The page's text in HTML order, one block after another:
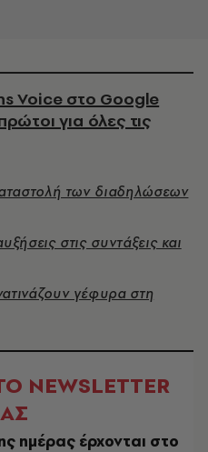
Voice στο Google
για όλες τις
των διαδηλώσεων
στις συντάξεις και
γέφυρα στη
NEWSLETTER
ημέρας έρχονται στο